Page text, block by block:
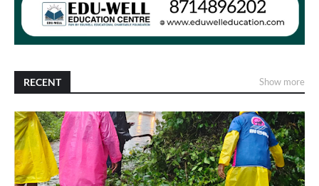
RECENT Show more